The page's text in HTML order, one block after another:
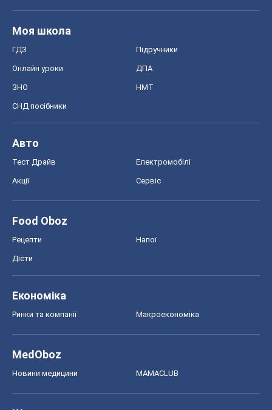
Моя школа
ГДЗ Підручники
Онлайн уроки ДПА
ЗНО НМТ
СНД посібники
Авто
Тест Драйв Електромобілі
Акції Сервіс
Food Oboz
Рецепти Напої
Дієти
Економіка
Ринки та компанії Макроекономіка
MedOboz
Новини медицини MAMACLUB